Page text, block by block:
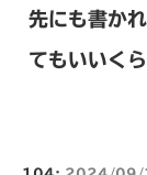
先にも書か
てもいいく